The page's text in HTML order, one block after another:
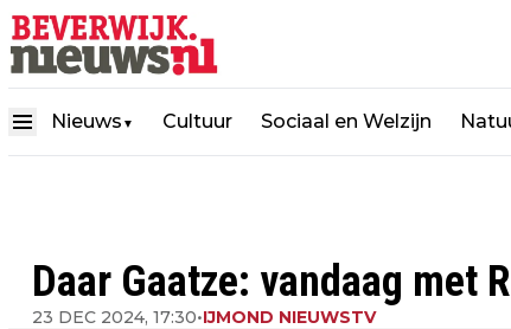
Nieuws ▼ Cultuur Sociaal en Welzijn
Daar Gaatze: vandaag met
23 DEC 2024, 17:30•IJMOND NIEUWSTV